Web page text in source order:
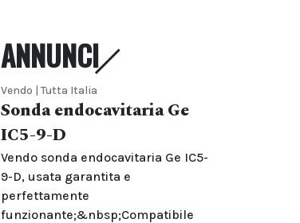
ANNUNCI
Vendo | Tutta Italia
Sonda endocavitaria Ge
IC5-9-D
Vendo sonda endocavitaria Ge IC5-
9-D, usata garantita e
perfettamente
funzionante;&nbsp;Compatibile